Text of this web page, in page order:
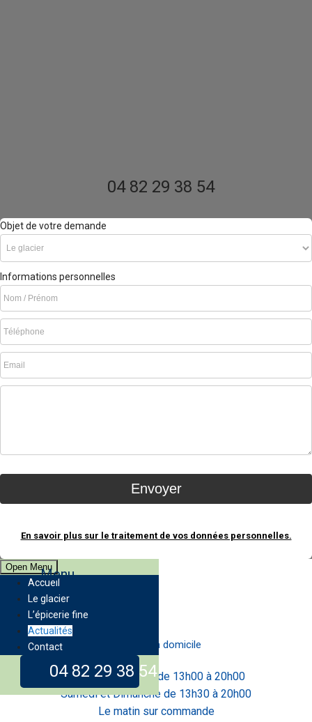
04 82 29 38 54
Objet de votre demande
Informations personnelles
En savoir plus sur le traitement de vos données personnelles.
Open MenuMenu
Accueil
Le glacier
L’épicerie fine
Actualités
Contact
04 82 29 38 54
Livraison à domicile
Lundi au Vendredi de 13h00 à 20h00
Samedi et Dimanche de 13h30 à 20h00
Le matin sur commande